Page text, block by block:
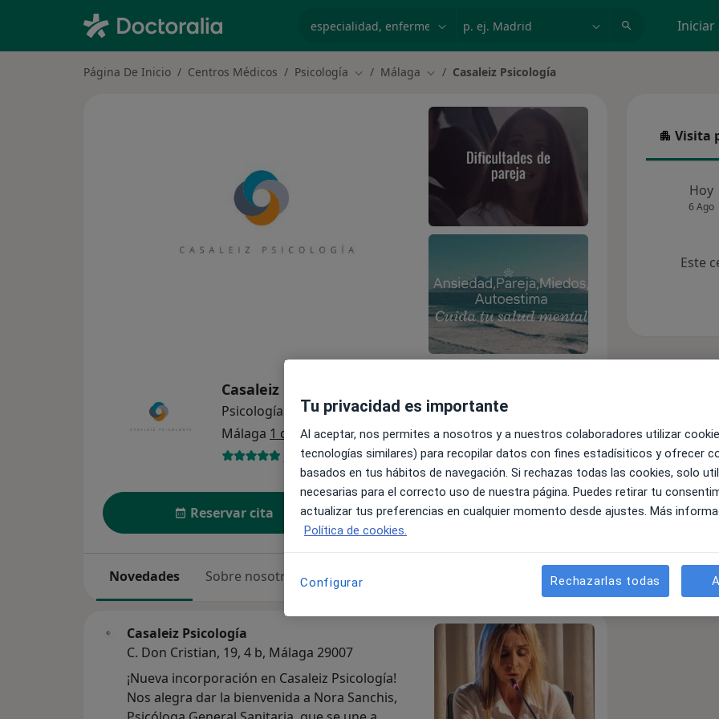
Iniciar
Página De Inicio Centros Médicos Psicología Cambiar de ciudad
Málaga Cambiar de ciudad
Casaleiz Psicología
Casaleiz Psicología
Psicología
ver más
Málaga 1 dirección
279 opiniones
Reservar cita Enviar mensaje
Novedades Sobre nosotros Servicios Especialistas & aseguradoras Consultas
Casaleiz Psicología
C. Don Cristian, 19, 4 b, Málaga 29007
¡Nueva incorporación en Casaleiz Psicología!
Nos alegra dar la bienvenida a Nora Sanchis,
Visita
Visita
Hoy
6 Ago
Este
Tu privacidad es importante
Al aceptar, nos permites a nosotros y a nuestros colaboradores utilizar
tecnologías similares) para recopilar datos con fines estadísiticos y ofrecer
basados en tus hábitos de navegación. Si rechazas todas las cookies, solo
necesarias para el correcto uso de nuestra página. Puedes retirar tu
actualizar tus preferencias en cualquier momento desde ajustes. Más
Política de cookies.
Configurar Rechazarlas todas